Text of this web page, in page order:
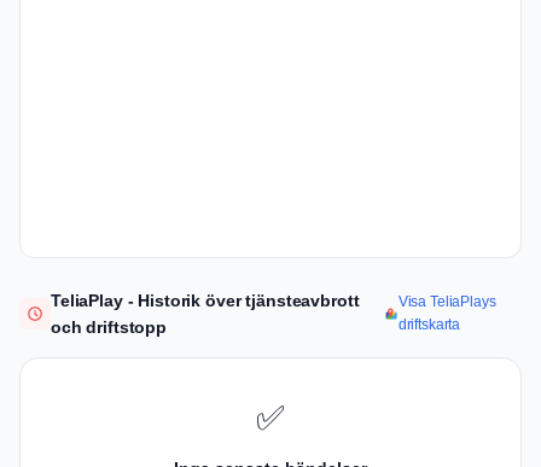
TeliaPlay - Historik över tjänsteavbrott
och driftstopp
Visa TeliaPlays
driftskarta
✅